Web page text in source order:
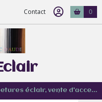
Contact 0
Fabrication et réparation de fermetures éclair, vente d'accessoire couture de tout type